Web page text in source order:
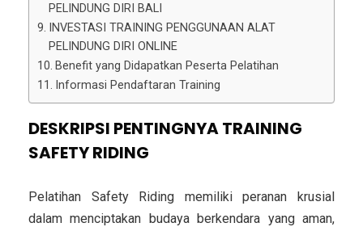
PELINDUNG DIRI BALI
INVESTASI TRAINING PENGGUNAAN ALAT
PELINDUNG DIRI ONLINE
Benefit yang Didapatkan Peserta Pelatihan
Informasi Pendaftaran Training
DESKRIPSI PENTINGNYA TRAINING
SAFETY RIDING
Pelatihan Safety Riding memiliki peranan krusial
dalam menciptakan budaya berkendara yang aman,